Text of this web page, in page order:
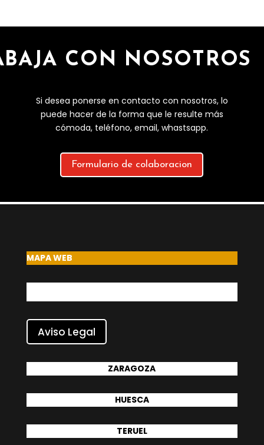
CON NOSOTROS
Si desea ponerse en contacto con nosotros, lo
puede hacer de la forma que le resulte más
cómoda, teléfono, email, whastsapp.
Formulario de colaboracion
MAPA WEB
Aviso Legal
ZARAGOZA
HUESCA
TERUEL